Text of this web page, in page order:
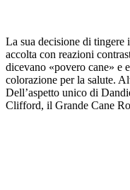
La sua decisione di tingere
accolta con reazioni
dicevano «povero cane» e
colorazione per la salute.
Dell’aspetto unico di
Clifford, il Grande Cane